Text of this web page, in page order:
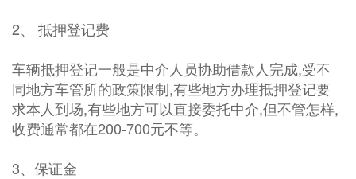
2、 抵押登记费
车辆抵押登记一般是中介人员协助借款人完成,受不
同地方车管所的政策限制,有些地方办理抵押登记要
求本人到场,有些地方可以直接委托中介,但不管怎样,
收费通常都在200-700元不等。
3、保证金